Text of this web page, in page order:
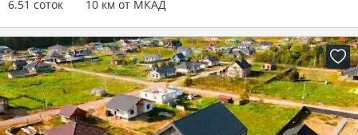
6.51 соток 10 км от МКАД